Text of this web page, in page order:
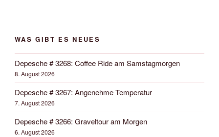
WAS GIBT ES NEUES
Depesche # 3268: Coffee Ride am Samstagmorgen
8. August 2026
Depesche # 3267: Angenehme Temperatur
7. August 2026
Depesche # 3266: Graveltour am Morgen
6. August 2026